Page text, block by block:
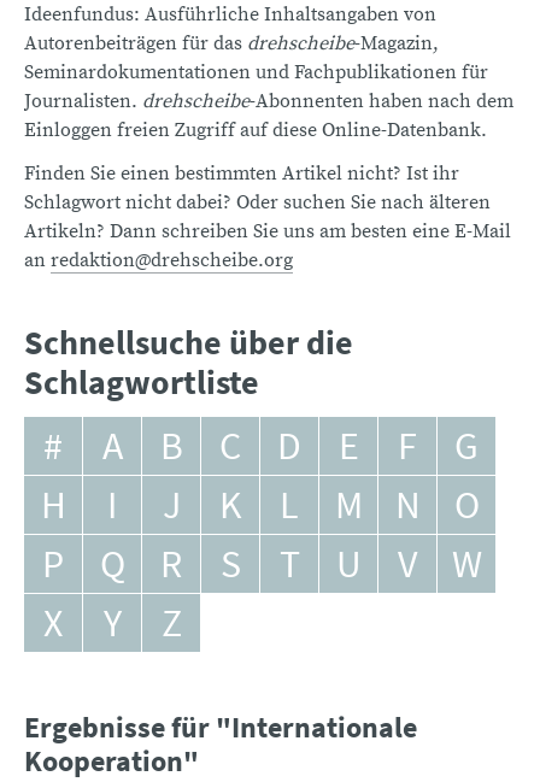
Ideenfundus: Ausführliche Inhaltsangaben von
Autorenbeiträgen für das drehscheibe-Magazin,
Seminardokumentationen und Fachpublikationen für
Journalisten. drehscheibe-Abonnenten haben nach dem
Einloggen freien Zugriff auf diese Online-Datenbank.
Finden Sie einen bestimmten Artikel nicht? Ist ihr
Schlagwort nicht dabei? Oder suchen Sie nach älteren
Artikeln? Dann schreiben Sie uns am besten eine E-Mail
an redaktion@drehscheibe.org
Schnellsuche über die
Schlagwortliste
# A B C D E F
G
H
I J K L M N
O
P
Q R S T U V
W
X
Y Z
Ergebnisse für "Internationale
Kooperation"